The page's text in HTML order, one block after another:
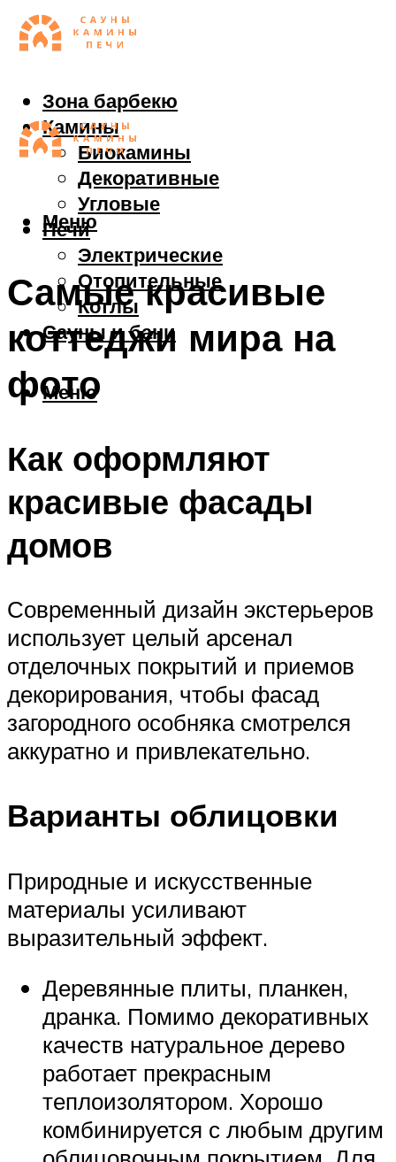
Зона барбекю
Камины
Биокамины
Декоративные
Угловые
Печи
Электрические
Отопительные
Котлы
Сауны и бани
Меню
Меню
Самые красивые
коттеджи мира на
фото
Как оформляют
красивые фасады
домов
Современный дизайн экстерьеров
использует целый арсенал
отделочных покрытий и приемов
декорирования, чтобы фасад
загородного особняка смотрелся
аккуратно и привлекательно.
Варианты облицовки
Природные и искусственные
материалы усиливают
выразительный эффект.
Деревянные плиты, планкен,
дранка. Помимо декоративных
качеств натуральное дерево
работает прекрасным
теплоизолятором. Хорошо
комбинируется с любым другим